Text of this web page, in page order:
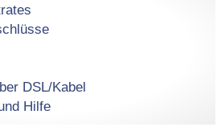
DSL/Kabel
Hilfe